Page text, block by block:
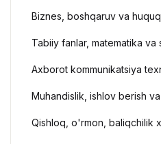
Biznes, boshqaruv va huquq
Tabiiy fanlar, matematika va
Axborot kommunikatsiya
Muhandislik, ishlov berish
Qishloq, o'rmon, baliqchilik